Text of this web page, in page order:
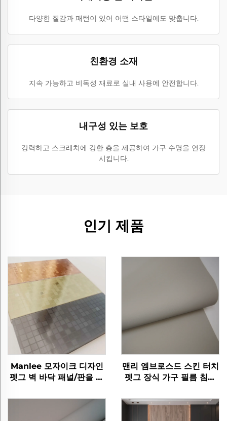
다양한 질감과 패턴이 있어 어떤 스타일에도 맞춥니다.
친환경 소재
지속 가능하고 비독성 재료로 실내 사용에 안전합니다.
내구성 있는 보호
강력하고 스크래치에 강한 층을 제공하여 가구 수명을 연장
시킵니다.
인기 제품
Manlee 모자이크 디자인
펫그 벽 바닥 패널/판을 위
맨리 엠브로스드 스킨 터치
펫그 장식 가구 필름 침실